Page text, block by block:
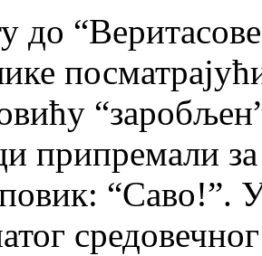
до
припремали
“Саво!”.